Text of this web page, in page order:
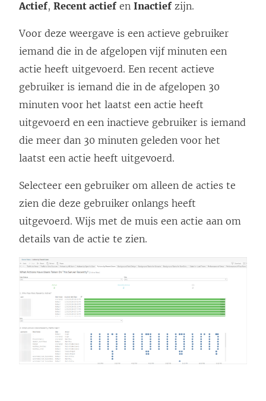
Actief, Recent actief en Inactief zijn.
Voor deze weergave is een actieve gebruiker
iemand die in de afgelopen vijf minuten een
actie heeft uitgevoerd. Een recent actieve
gebruiker is iemand die in de afgelopen 30
minuten voor het laatst een actie heeft
uitgevoerd en een inactieve gebruiker is iemand
die meer dan 30 minuten geleden voor het
laatst een actie heeft uitgevoerd.
Selecteer een gebruiker om alleen de acties te
zien die deze gebruiker onlangs heeft
uitgevoerd. Wijs met de muis een actie aan om
details van de actie te zien.